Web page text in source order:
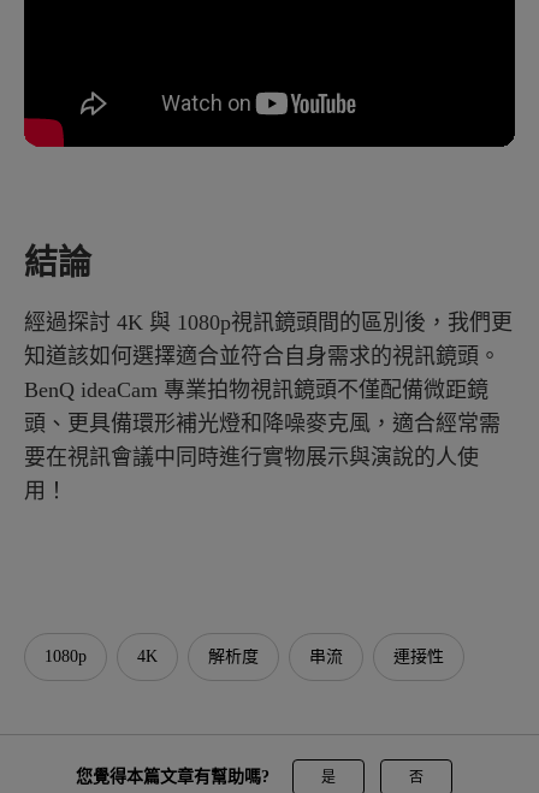
結論
經過探討 4K 與 1080p視訊鏡頭間的區別後，我們更
知道該如何選擇適合並符合自身需求的視訊鏡頭。
BenQ ideaCam 專業拍物視訊鏡頭不僅配備微距鏡
頭、更具備環形補光燈和降噪麥克風，適合經常需
要在視訊會議中同時進行實物展示與演說的人使
用！
1080p 4K 解析度 串流 連接性
您覺得本篇文章有幫助嗎? 是 否